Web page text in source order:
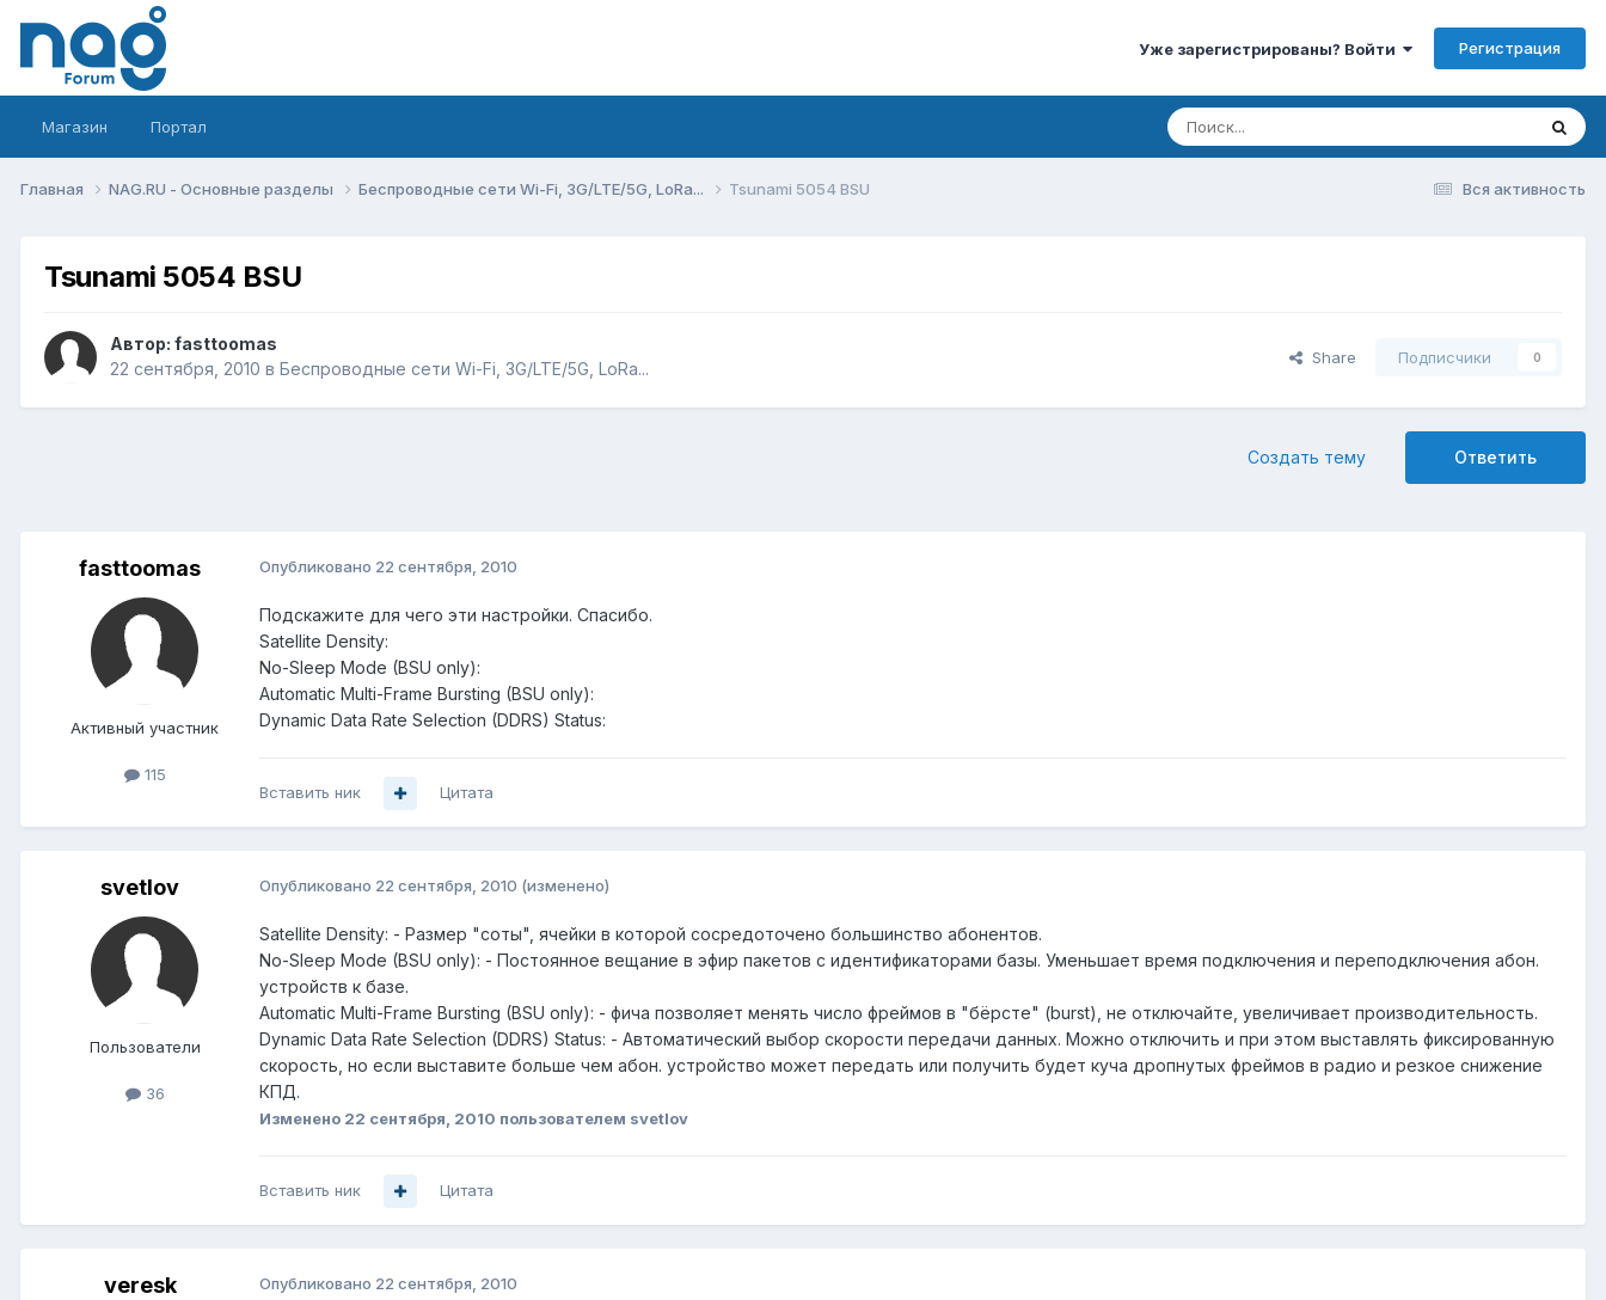
Уже зарегистрированы? Войти Регистрация
Магазин Портал
Вся активность
Главная NAG.RU - Основные разделы Беспроводные сети Wi-Fi, 3G/LTE/5G, LoRa... Tsunami 5054 BSU
Tsunami 5054 BSU
Автор: fasttoomas
22 сентября, 2010 в Беспроводные сети Wi-Fi, 3G/LTE/5G, LoRa...
Share Подписчики 0
Ответить
Создать тему
fasttoomas
Активный участник
115
Опубликовано 22 сентября, 2010
Подскажите для чего эти настройки. Спасибо.
Satellite Density:
No-Sleep Mode (BSU only):
Automatic Multi-Frame Bursting (BSU only):
Dynamic Data Rate Selection (DDRS) Status:
Вставить ник Цитата
svetlov
Пользователи
36
Опубликовано 22 сентября, 2010 (изменено)
Satellite Density: - Размер "соты", ячейки в которой сосредоточено большинство абонентов.
No-Sleep Mode (BSU only): - Постоянное вещание в эфир пакетов с идентификаторами базы. Уменьшает время подключения и переподключения абон.
устройств к базе.
Automatic Multi-Frame Bursting (BSU only): - фича позволяет менять число фреймов в "бёрсте" (burst), не отключайте, увеличивает производительность.
Dynamic Data Rate Selection (DDRS) Status: - Автоматический выбор скорости передачи данных. Можно отключить и при этом выставлять фиксированную
скорость, но если выставите больше чем абон. устройство может передать или получить будет куча дропнутых фреймов в радио и резкое снижение
КПД.
Изменено 22 сентября, 2010 пользователем svetlov
Вставить ник Цитата
veresk Опубликовано 22 сентября, 2010